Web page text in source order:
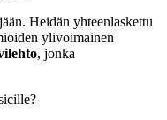
Heidän yhteenlaskettu
ylivoimainen
, jonka